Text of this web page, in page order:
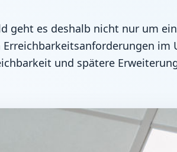
geht es deshalb nicht nur um
Erreichbarkeitsanforderungen im
und spätere